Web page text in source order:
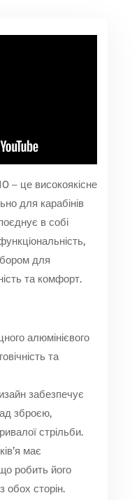
– це високоякісне
для карабінів
в собі
для
та комфорт.
алюмінієвого
та
забезпечує
зброєю,
стрільби.
має
робить його
обох сторін.